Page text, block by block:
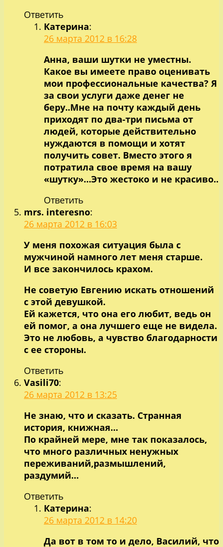
Ответить
Катерина:
26 марта 2012 в 16:28
Анна, ваши шутки не уместны.
Какое вы имеете право оценивать
мои профессиональные качества? Я
за свои услуги даже денег не
беру..Мне на почту каждый день
приходят по два-три письма от
людей, которые действительно
нуждаются в помощи и хотят
получить совет. Вместо этого я
потратила свое время на вашу
«шутку»…Это жестоко и не красиво..
Ответить
mrs. interesno:
26 марта 2012 в 16:03
У меня похожая ситуация была с
мужчиной намного лет меня старше.
И все закончилось крахом.
Не советую Евгению искать отношений
с этой девушкой.
Ей кажется, что она его любит, ведь он
ей помог, а она лучшего еще не видела.
Это не любовь, а чувство благодарности
с ее стороны.
Ответить
Vasili70:
26 марта 2012 в 13:25
Не знаю, что и сказать. Странная
история, книжная…
По крайней мере, мне так показалось,
что много различных ненужных
переживаний,размышлений,
раздумий…
Ответить
Катерина:
26 марта 2012 в 14:20
Да вот в том то и дело, Василий, что